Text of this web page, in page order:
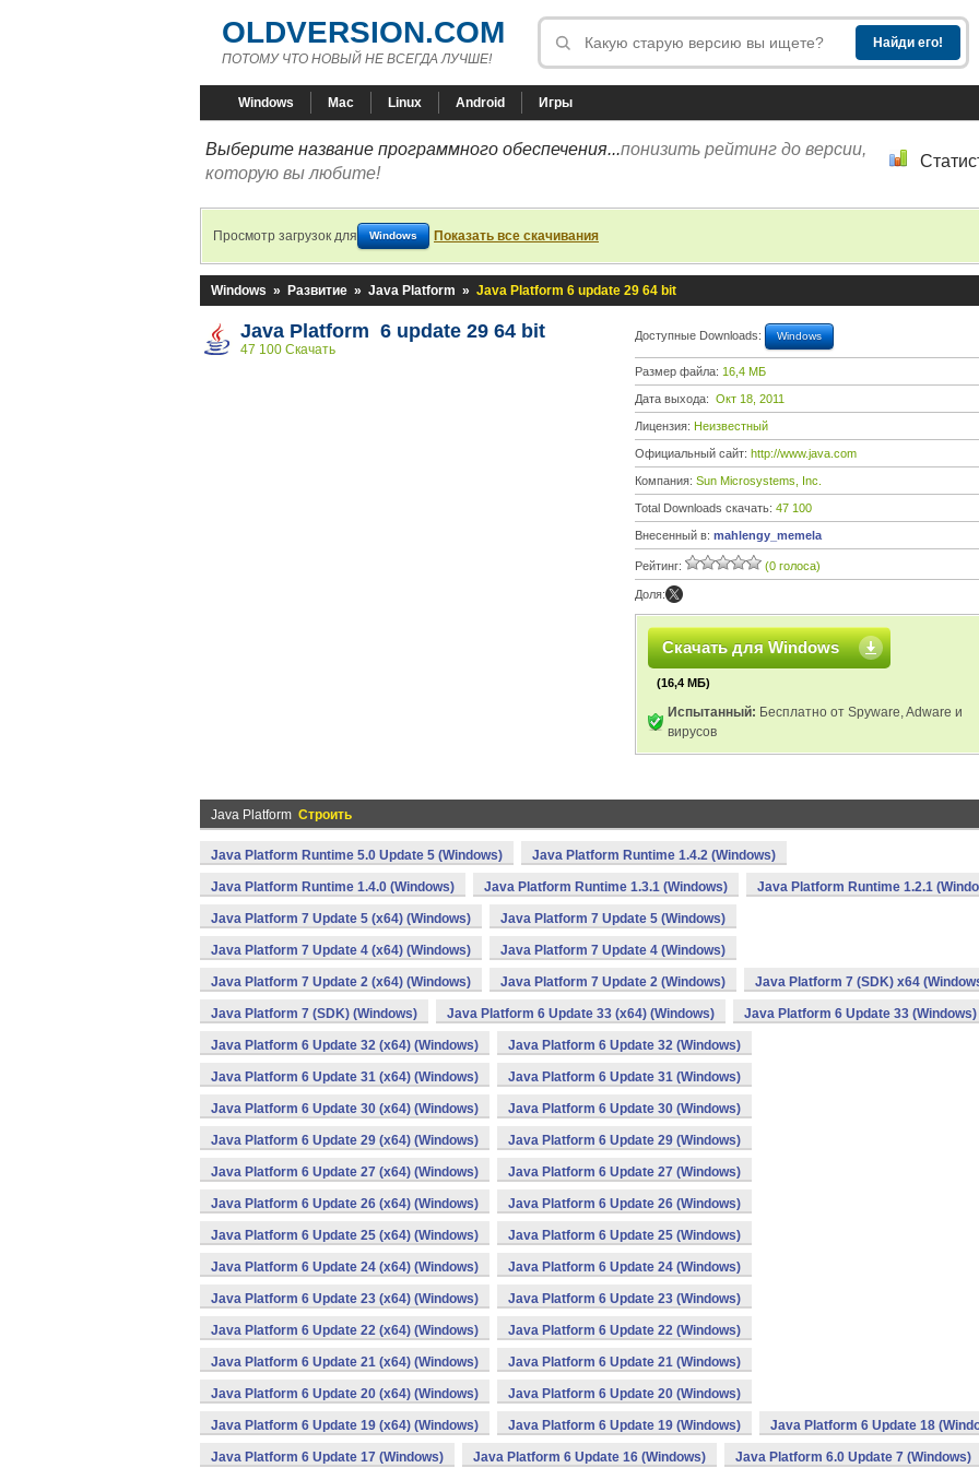
OLDVERSION.COM
ПОТОМУ ЧТО НОВЫЙ НЕ ВСЕГДА ЛУЧШЕ!
Windows Mac Linux Android Игры
Выберите название программного обеспечения...понизить рейтинг до версии,
которую вы любите!
Просмотр загрузок для Windows Показать все скачивания
Windows » Развитие » Java Platform » Java Platform 6 update 29 64 bit
Java Platform 6 update 29 64 bit
47 100 Скачать
Доступные Downloads: Windows
Размер файла: 16,4 МБ
Дата выхода: Окт 18, 2011
Лицензия: Неизвестный
Официальный сайт: http://www.java.com
Компания: Sun Microsystems, Inc.
Total Downloads скачать: 47 100
Внесенный в: mahlengy_memela
Рейтинг: (0 голоса)
Доля:
Скачать для Windows
(16,4 МБ)
Испытанный: Бесплатно от Spyware, Adware и
вирусов
Java Platform Строить
Java Platform Runtime 5.0 Update 5 (Windows) Java Platform Runtime 1.4.2 (Windows)
Java Platform Runtime 1.4.0 (Windows) Java Platform Runtime 1.3.1 (Windows) Java Platform Runtime 1.2.1
Java Platform 7 Update 5 (x64) (Windows) Java Platform 7 Update 5 (Windows)
Java Platform 7 Update 4 (x64) (Windows) Java Platform 7 Update 4 (Windows)
Java Platform 7 Update 2 (x64) (Windows) Java Platform 7 Update 2 (Windows) Java Platform 7 (SDK) x64
Java Platform 7 (SDK) (Windows) Java Platform 6 Update 33 (x64) (Windows) Java Platform 6 Update 33 (Windows)
Java Platform 6 Update 32 (x64) (Windows) Java Platform 6 Update 32 (Windows)
Java Platform 6 Update 31 (x64) (Windows) Java Platform 6 Update 31 (Windows)
Java Platform 6 Update 30 (x64) (Windows) Java Platform 6 Update 30 (Windows)
Java Platform 6 Update 29 (x64) (Windows) Java Platform 6 Update 29 (Windows)
Java Platform 6 Update 27 (x64) (Windows) Java Platform 6 Update 27 (Windows)
Java Platform 6 Update 26 (x64) (Windows) Java Platform 6 Update 26 (Windows)
Java Platform 6 Update 25 (x64) (Windows) Java Platform 6 Update 25 (Windows)
Java Platform 6 Update 24 (x64) (Windows) Java Platform 6 Update 24 (Windows)
Java Platform 6 Update 23 (x64) (Windows) Java Platform 6 Update 23 (Windows)
Java Platform 6 Update 22 (x64) (Windows) Java Platform 6 Update 22 (Windows)
Java Platform 6 Update 21 (x64) (Windows) Java Platform 6 Update 21 (Windows)
Java Platform 6 Update 20 (x64) (Windows) Java Platform 6 Update 20 (Windows)
Java Platform 6 Update 19 (x64) (Windows) Java Platform 6 Update 19 (Windows) Java Platform 6 Update 18
Java Platform 6 Update 17 (Windows) Java Platform 6 Update 16 (Windows) Java Platform 6.0 Update 7 (Windows)